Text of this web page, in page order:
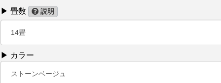
▶ 畳数 説明
14畳
▶ カラー
ストーンベージュ